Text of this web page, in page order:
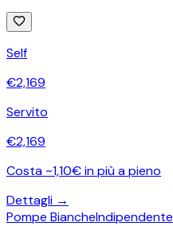
Self
€2,169
Servito
€2,169
Costa ~1,10€ in più a pieno
Dettagli →
Pompe BiancheIndipendente